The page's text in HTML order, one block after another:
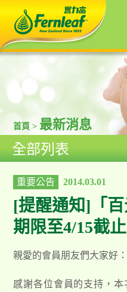
首頁 > 最新消息
全部列表
重要公告 2014.03.01
[提醒通知]「
期限至4/15截止
親愛的會員朋友們大家好：
感謝各位會員的支持，